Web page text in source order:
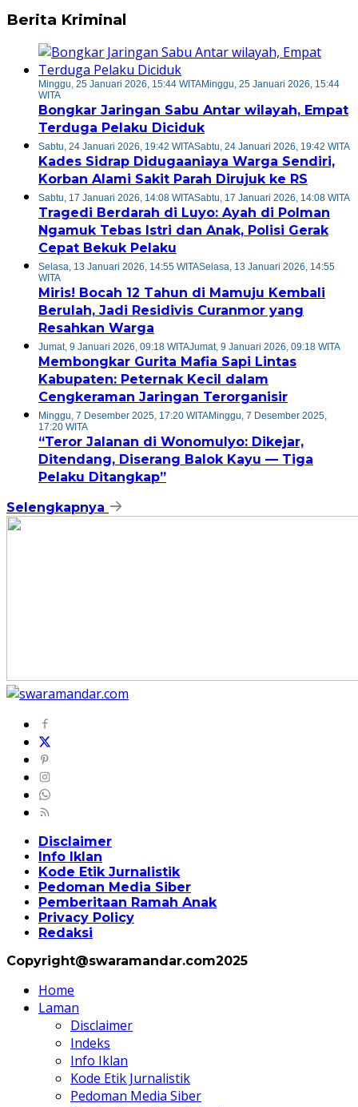
Berita Kriminal
Minggu, 25 Januari 2026, 15:44 WITAMinggu, 25 Januari 2026, 15:44
WITA
Bongkar Jaringan Sabu Antar wilayah, Empat
Terduga Pelaku Diciduk
Sabtu, 24 Januari 2026, 19:42 WITASabtu, 24 Januari 2026, 19:42 WITA
Kades Sidrap Didugaaniaya Warga Sendiri,
Korban Alami Sakit Parah Dirujuk ke RS
Sabtu, 17 Januari 2026, 14:08 WITASabtu, 17 Januari 2026, 14:08 WITA
Tragedi Berdarah di Luyo: Ayah di Polman
Ngamuk Tebas Istri dan Anak, Polisi Gerak
Cepat Bekuk Pelaku
Selasa, 13 Januari 2026, 14:55 WITASelasa, 13 Januari 2026, 14:55
WITA
Miris! Bocah 12 Tahun di Mamuju Kembali
Berulah, Jadi Residivis Curanmor yang
Resahkan Warga
Jumat, 9 Januari 2026, 09:18 WITAJumat, 9 Januari 2026, 09:18 WITA
Membongkar Gurita Mafia Sapi Lintas
Kabupaten: Peternak Kecil dalam
Cengkeraman Jaringan Terorganisir
Minggu, 7 Desember 2025, 17:20 WITAMinggu, 7 Desember 2025,
17:20 WITA
“Teror Jalanan di Wonomulyo: Dikejar,
Ditendang, Diserang Balok Kayu — Tiga
Pelaku Ditangkap”
Selengkapnya
Disclaimer
Info Iklan
Kode Etik Jurnalistik
Pedoman Media Siber
Pemberitaan Ramah Anak
Privacy Policy
Redaksi
Copyright@swaramandar.com2025
Home
Laman
Disclaimer
Indeks
Info Iklan
Kode Etik Jurnalistik
Pedoman Media Siber